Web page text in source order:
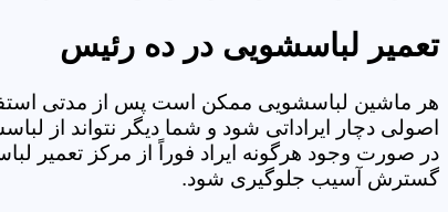
تعمیر لباسشویی در ده رئیس
هر ماشین لباسشویی ممکن است پس از مدتی
اصولی دچار ایراداتی شود و شما دیگر نتواند از
در صورت وجود هرگونه ایراد فوراً از مرکز تعمیر
گسترش آسیب جلوگیری شود.